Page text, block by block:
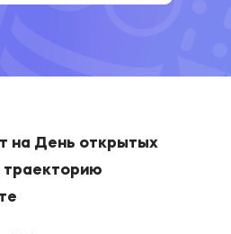
на День открытых
траекторию